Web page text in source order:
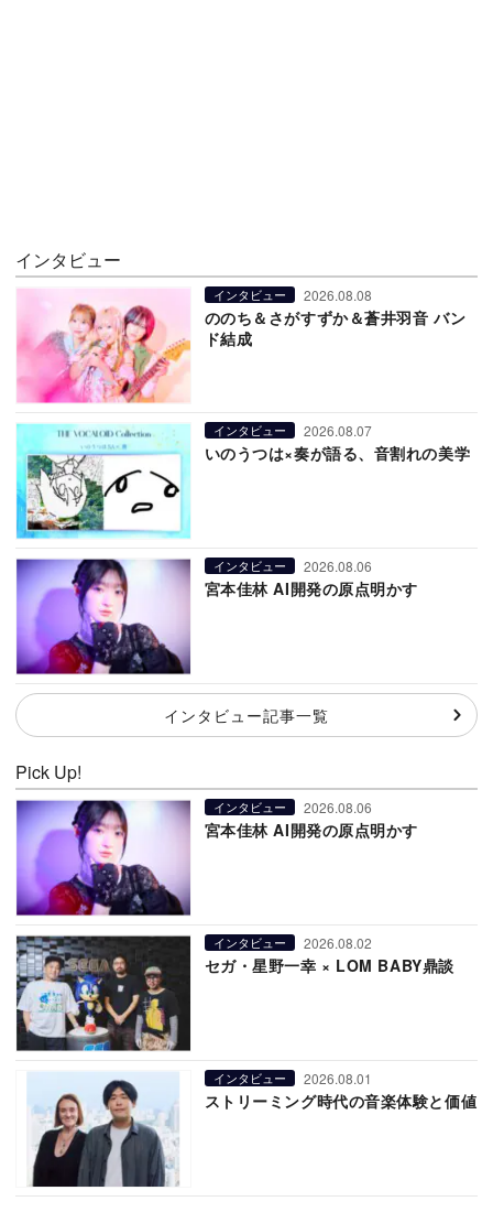
インタビュー
インタビュー 2026.08.08
ののち＆さがすずか＆蒼井羽音 バン
ド結成
インタビュー 2026.08.07
いのうつは×奏が語る、音割れの美学
インタビュー 2026.08.06
宮本佳林 AI開発の原点明かす
インタビュー記事一覧
Pick Up!
インタビュー 2026.08.06
宮本佳林 AI開発の原点明かす
インタビュー 2026.08.02
セガ・星野一幸 × LOM BABY鼎談
インタビュー 2026.08.01
ストリーミング時代の音楽体験と価値